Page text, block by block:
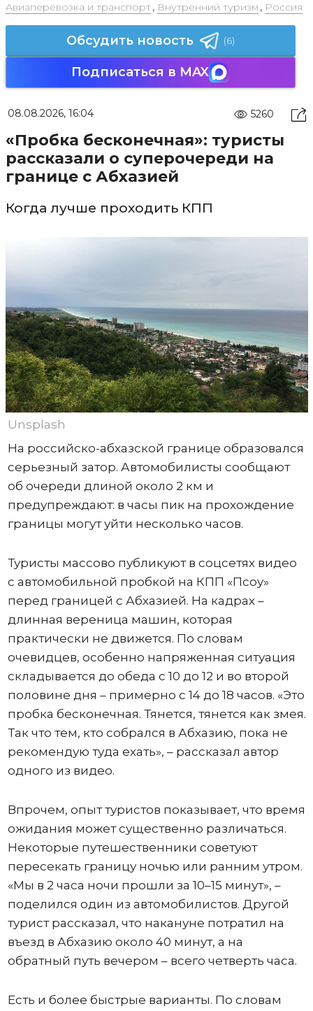
Авиаперевозка и транспорт, Внутренний туризм , Россия
Обсудить новость (6)
Подписаться в MAX
08.08.2026, 16:04 5260
«Пробка бесконечная»: туристы
рассказали о суперочереди на
границе с Абхазией
Когда лучше проходить КПП
Unsplash
На российско-абхазской границе образовался
серьезный затор. Автомобилисты сообщают
об очереди длиной около 2 км и
предупреждают: в часы пик на прохождение
границы могут уйти несколько часов.
Туристы массово публикуют в соцсетях видео
с автомобильной пробкой на КПП «Псоу»
перед границей с Абхазией. На кадрах –
длинная вереница машин, которая
практически не движется. По словам
очевидцев, особенно напряженная ситуация
складывается до обеда с 10 до 12 и во второй
половине дня – примерно с 14 до 18 часов. «Это
пробка бесконечная. Тянется, тянется как змея.
Так что тем, кто собрался в Абхазию, пока не
рекомендую туда ехать», – рассказал автор
одного из видео.
Впрочем, опыт туристов показывает, что время
ожидания может существенно различаться.
Некоторые путешественники советуют
пересекать границу ночью или ранним утром.
«Мы в 2 часа ночи прошли за 10–15 минут», –
поделился один из автомобилистов. Другой
турист рассказал, что накануне потратил на
въезд в Абхазию около 40 минут, а на
обратный путь вечером – всего четверть часа.
Есть и более быстрые варианты. По словам